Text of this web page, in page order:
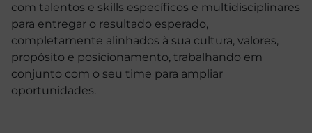
com talentos e skills específicos e multidisciplinares
para entregar o resultado esperado,
completamente alinhados à sua cultura, valores,
propósito e posicionamento, trabalhando em
conjunto com o seu time para ampliar
oportunidades.